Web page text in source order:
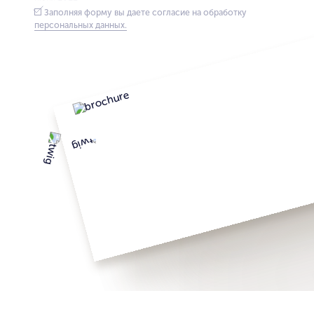
Заполняя форму вы даете согласие на обработку
персональных данных.